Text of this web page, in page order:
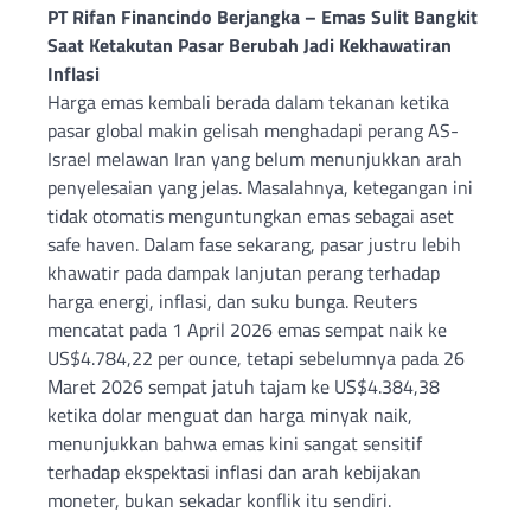
PT Rifan Financindo Berjangka – Emas Sulit Bangkit
Saat Ketakutan Pasar Berubah Jadi Kekhawatiran
Inflasi
Harga emas kembali berada dalam tekanan ketika
pasar global makin gelisah menghadapi perang AS-
Israel melawan Iran yang belum menunjukkan arah
penyelesaian yang jelas. Masalahnya, ketegangan ini
tidak otomatis menguntungkan emas sebagai aset
safe haven. Dalam fase sekarang, pasar justru lebih
khawatir pada dampak lanjutan perang terhadap
harga energi, inflasi, dan suku bunga. Reuters
mencatat pada 1 April 2026 emas sempat naik ke
US$4.784,22 per ounce, tetapi sebelumnya pada 26
Maret 2026 sempat jatuh tajam ke US$4.384,38
ketika dolar menguat dan harga minyak naik,
menunjukkan bahwa emas kini sangat sensitif
terhadap ekspektasi inflasi dan arah kebijakan
moneter, bukan sekadar konflik itu sendiri.